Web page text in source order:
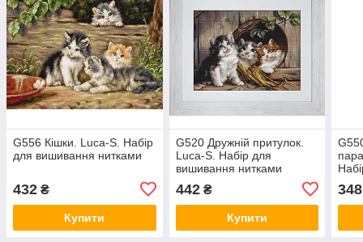
G556 Кішки. Luca-S. Набір
для вишивання нитками
432 ₴
Купити
G520 Дружній притулок.
Luca-S. Набір для
вишивання нитками
442₴
Купити
348